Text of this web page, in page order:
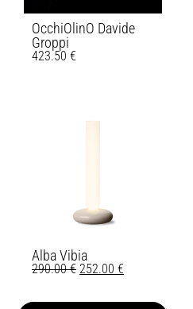
OcchiOlinO Davide
Groppi
423.50 €
Alba Vibia
290.00€ 252.00 €